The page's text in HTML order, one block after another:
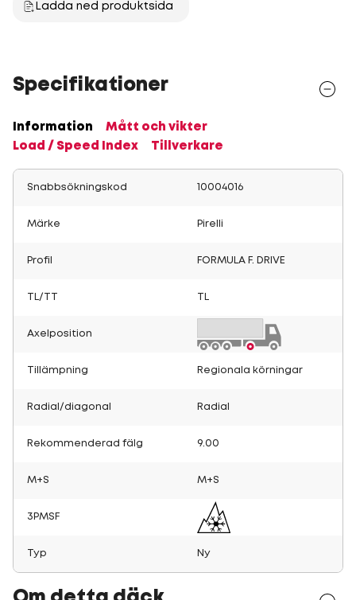
Ladda ned produktsida
Specifikationer
Information
Mått och vikter
Load / Speed Index
Tillverkare
Snabbsökningskod 10004016
Märke Pirelli
Profil FORMULA F. DRIVE
TL/TT
Axelposition
Tillämpning Regionala körningar
Radial/diagonal Radial
Rekommenderad fälg 9.00
M+S M+S
3PMSF
Typ Ny